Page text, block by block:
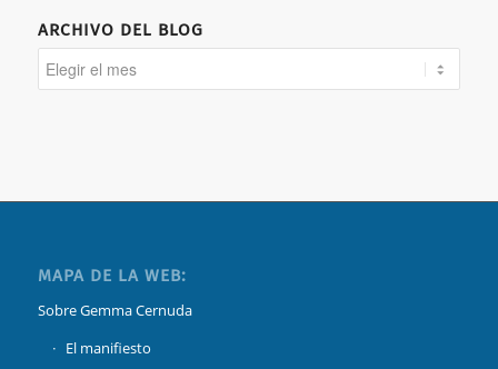
ARCHIVO DEL BLOG
MAPA DE LA WEB:
Sobre Gemma Cernuda
El manifiesto